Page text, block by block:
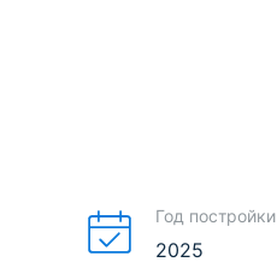
Год постройки
2025